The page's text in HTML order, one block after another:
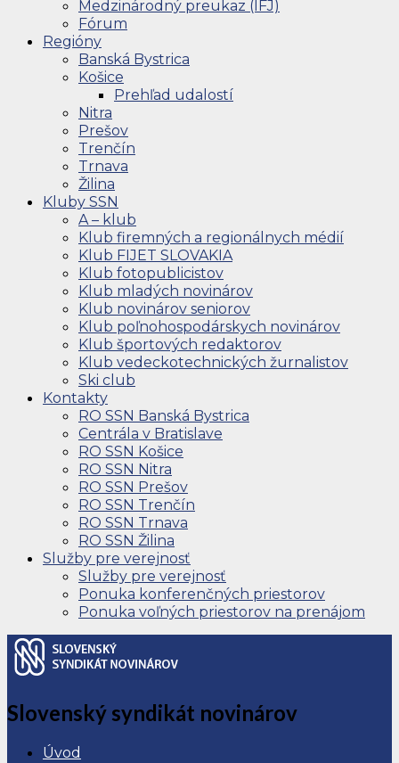
Medzinárodný preukaz (IFJ)
Fórum
Regióny
Banská Bystrica
Košice
Prehľad udalostí
Nitra
Prešov
Trenčín
Trnava
Žilina
Kluby SSN
A – klub
Klub firemných a regionálnych médií
Klub FIJET SLOVAKIA
Klub fotopublicistov
Klub mladých novinárov
Klub novinárov seniorov
Klub poľnohospodárskych novinárov
Klub športových redaktorov
Klub vedeckotechnických žurnalistov
Ski club
Kontakty
RO SSN Banská Bystrica
Centrála v Bratislave
RO SSN Košice
RO SSN Nitra
RO SSN Prešov
RO SSN Trenčín
RO SSN Trnava
RO SSN Žilina
Služby pre verejnosť
Služby pre verejnosť
Ponuka konferenčných priestorov
Ponuka voľných priestorov na prenájom
Slovenský syndikát novinárov
Úvod